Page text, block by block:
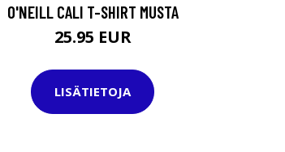
O'NEILL CALI T-SHIRT MUSTA
25.95 EUR
LISÄTIETOJA